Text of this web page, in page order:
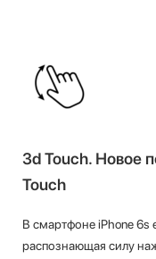
3d Touch. Новое
Touch
В смартфоне iPhone 6s
распознающая силу